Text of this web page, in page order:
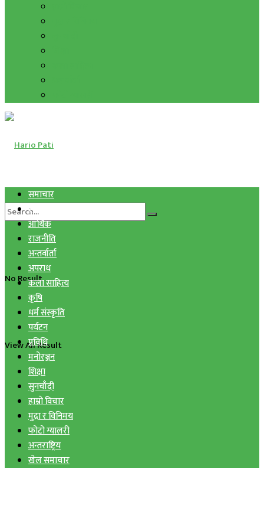
No Result
View All Result
समाचार
स्वास्थ्य
आर्थिक
राजनीति
अन्तर्वार्ता
अपराध
कला साहित्य
कृषि
धर्म संस्कृति
पर्यटन
प्रविधि
मनोरञ्जन
शिक्षा
सुनचाँदी
हाम्रो विचार
मुद्रा र विनिमय
फोटो ग्यालरी
अन्तराष्ट्रिय
खेल समाचार